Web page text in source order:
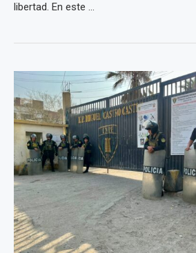
libertad. En este ...